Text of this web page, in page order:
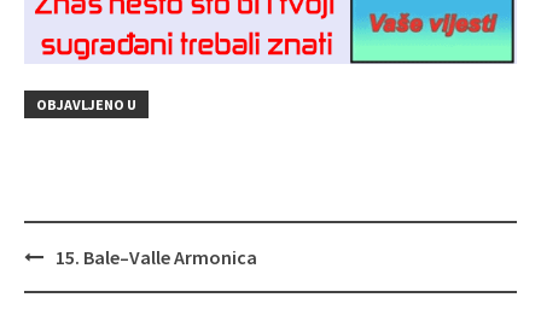
OBJAVLJENO U
Navigacija
15. Bale–Valle Armonica